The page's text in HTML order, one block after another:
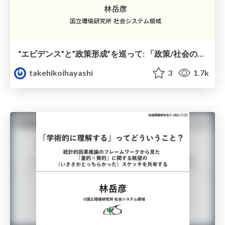
takehikoihayashi
3 1.7k